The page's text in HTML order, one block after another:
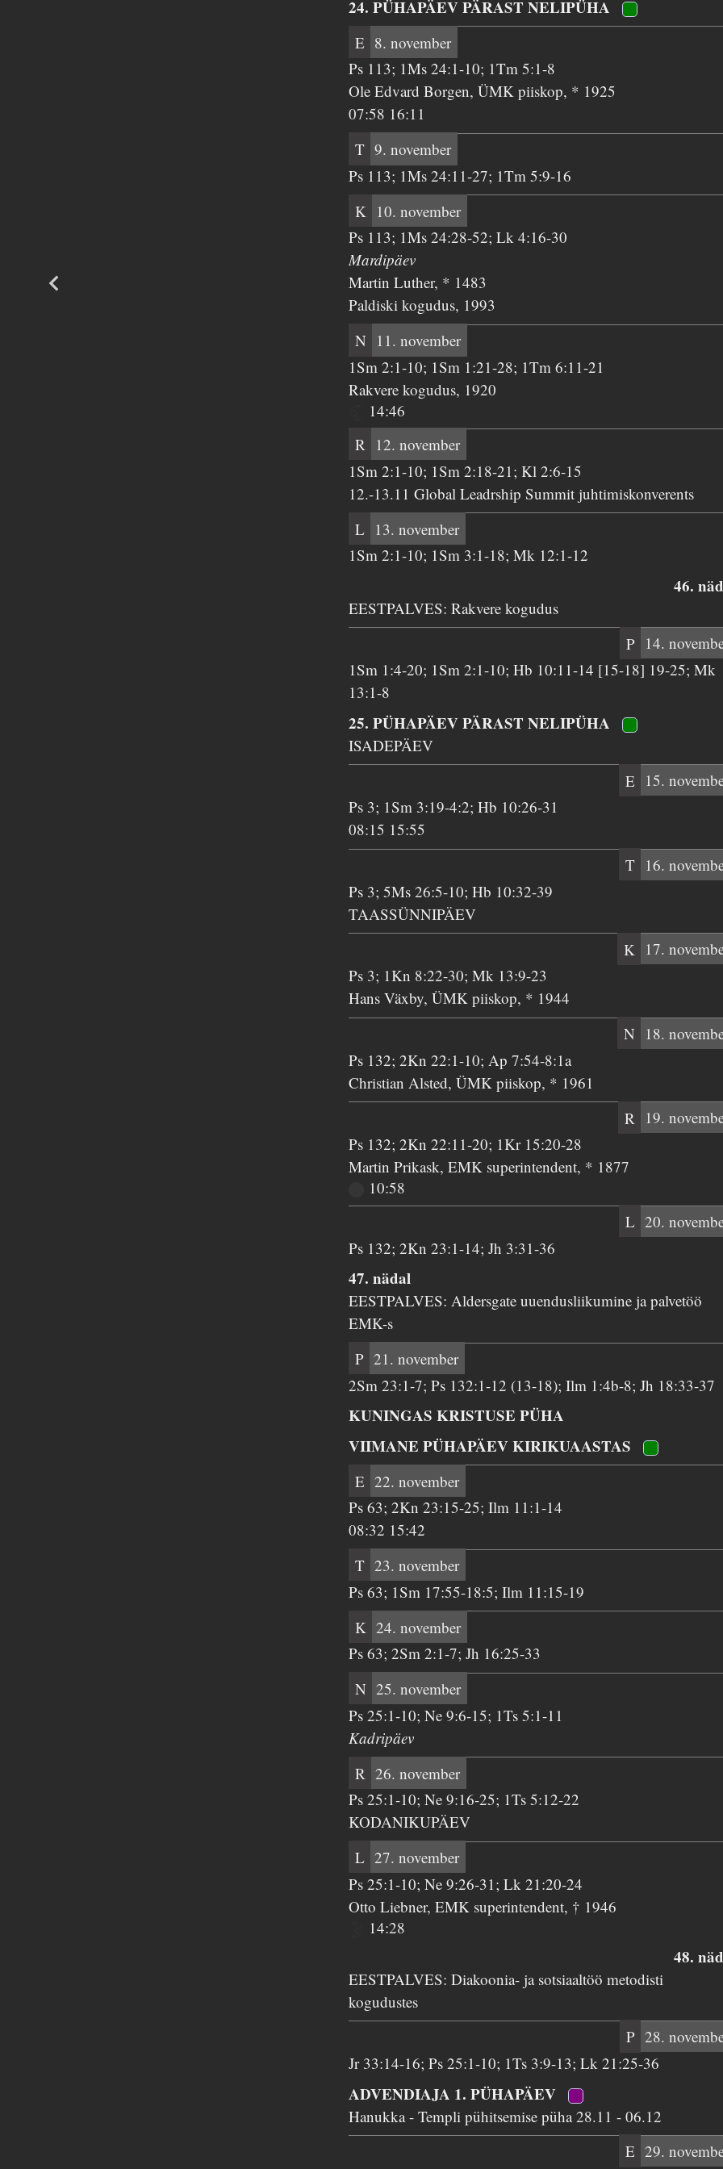
24. PÜHAPÄEV PÄRAST NELIPÜHA
E 8. november
Ps 113; 1Ms 24:1-10; 1Tm 5:1-8
Ole Edvard Borgen, ÜMK piiskop, * 1925
07:58 16:11
T 9. november
Ps 113; 1Ms 24:11-27; 1Tm 5:9-16
K 10. november
Ps 113; 1Ms 24:28-52; Lk 4:16-30
Mardipäev
Martin Luther, * 1483
Paldiski kogudus, 1993
N 11. november
1Sm 2:1-10; 1Sm 1:21-28; 1Tm 6:11-21
Rakvere kogudus, 1920
14:46
R
12. november
1Sm 2:1-10; 1Sm 2:18-21; Kl 2:6-15
12.-13.11 Global Leadrship Summit juhtimiskonverents
L 13. november
1Sm 2:1-10; 1Sm 3:1-18; Mk 12:1-12
46.
EESTPALVES: Rakvere kogudus
P 14.
1Sm 1:4-20; 1Sm 2:1-10; Hb 10:11-14 [15-18] 19-25; Mk
13:1-8
25. PÜHAPÄEV PÄRAST NELIPÜHA
ISADEPÄEV
E 15.
Ps 3; 1Sm 3:19-4:2; Hb 10:26-31
08:15 15:55
T 16.
Ps 3; 5Ms 26:5-10; Hb 10:32-39
TAASSÜNNIPÄEV
K 17.
Ps 3; 1Kn 8:22-30; Mk 13:9-23
Hans Växby, ÜMK piiskop, * 1944
N 18.
Ps 132; 2Kn 22:1-10; Ap 7:54-8:1a
Christian Alsted, ÜMK piiskop, * 1961
R
19.
Ps 132; 2Kn 22:11-20; 1Kr 15:20-28
Martin Prikask, EMK superintendent, * 1877
10:58
L 20.
Ps 132; 2Kn 23:1-14; Jh 3:31-36
47. nädal
EESTPALVES: Aldersgate uuendusliikumine ja palvetöö
EMK-s
P 21. november
2Sm 23:1-7; Ps 132:1-12 (13-18); Ilm 1:4b-8; Jh 18:33-37
KUNINGAS KRISTUSE PÜHA
VIIMANE PÜHAPÄEV KIRIKUAASTAS
E 22. november
Ps 63; 2Kn 23:15-25; Ilm 11:1-14
08:32 15:42
T 23. november
Ps 63; 1Sm 17:55-18:5; Ilm 11:15-19
K 24. november
Ps 63; 2Sm 2:1-7; Jh 16:25-33
N 25. november
Ps 25:1-10; Ne 9:6-15; 1Ts 5:1-11
Kadripäev
R 26. november
Ps 25:1-10; Ne 9:16-25; 1Ts 5:12-22
KODANIKUPÄEV
L 27. november
Ps 25:1-10; Ne 9:26-31; Lk 21:20-24
Otto Liebner, EMK superintendent, † 1946
14:28
48.
EESTPALVES: Diakoonia- ja sotsiaaltöö metodisti
kogudustes
P 28.
Jr 33:14-16; Ps 25:1-10; 1Ts 3:9-13; Lk 21:25-36
ADVENDIAJA 1. PÜHAPÄEV
Hanukka - Templi pühitsemise püha 28.11 - 06.12
E 29.